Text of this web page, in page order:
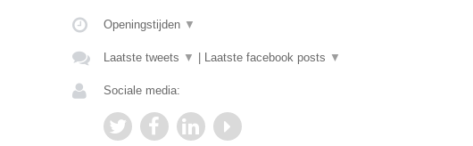
Openingstijden ▼
Laatste tweets ▼ Laatste facebook posts ▼
Sociale media: